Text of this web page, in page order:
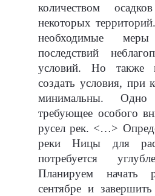
количеством
некоторых
необходимые
последствий
условий. Но также
создать условия, при
минимальны. Одно
требующее особого
русел рек. <…>
реки Ницы для
потребуется
Планируем начать
сентябре и